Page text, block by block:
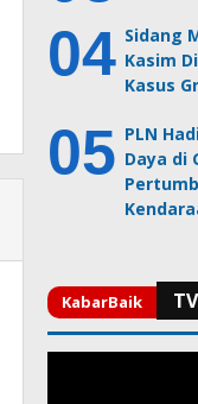
Sidang
Kasim
Kasus
PLN
Daya di